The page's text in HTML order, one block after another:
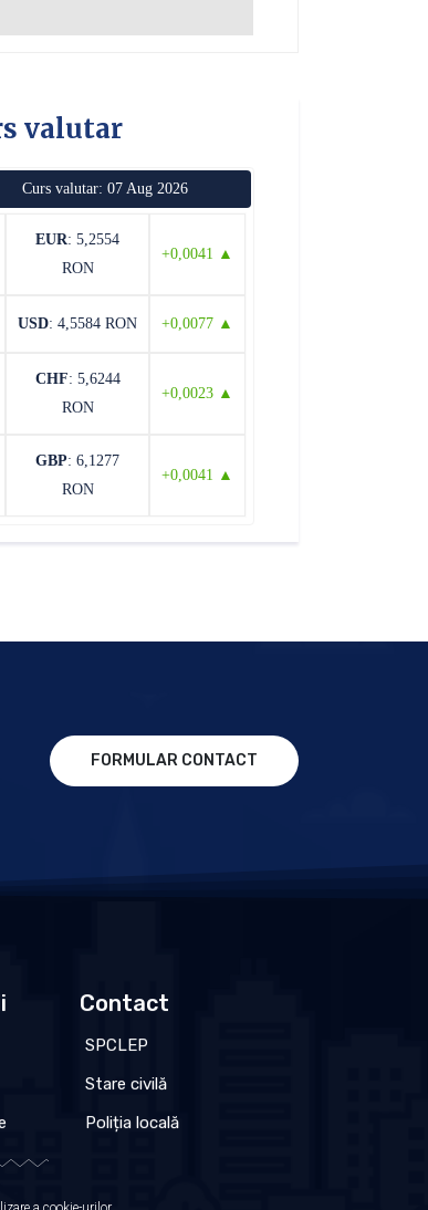
valutar
Curs valutar: 07 Aug 2026
EUR: 5,2554
RON
+0,0041 ▲
USD: 4,5584 RON +0,0077 ▲
CHF: 5,6244
RON
+0,0023 ▲
GBP: 6,1277
RON
+0,0041 ▲
FORMULAR CONTACT
Contact
SPCLEP
Stare civilă
Poliția locală